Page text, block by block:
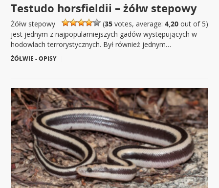
Testudo horsfieldii – żółw stepowy
(35votes, average: 4,20out of 5)
Żółw stepowy
jest jednym z najpopularniejszych gadów występujących w
hodowlach terrorystycznych. Był również jednym…
ŻÓŁWIE - OPISY